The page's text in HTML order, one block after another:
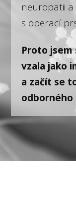
neuropatii
s operací
Proto jsem
vzala jako
a začít se